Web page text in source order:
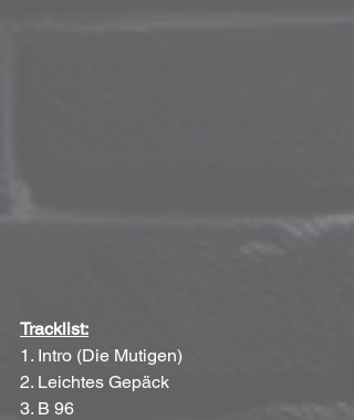
Tracklist:
1. Intro (Die Mutigen)
2. Leichtes Gepäck
3. B 96